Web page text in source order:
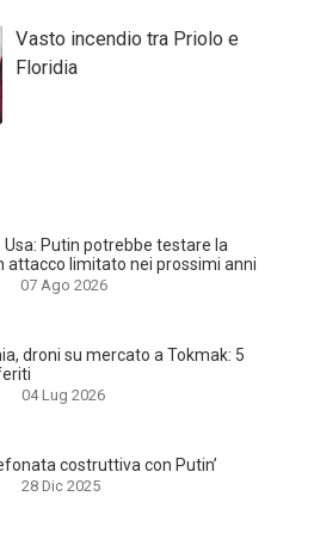
Vasto incendio tra Priolo e
Floridia
Usa: Putin potrebbe testare la
attacco limitato nei prossimi anni
07 Ago 2026
droni su mercato a Tokmak: 5
04 Lug 2026
costruttiva con Putin’
28 Dic 2025